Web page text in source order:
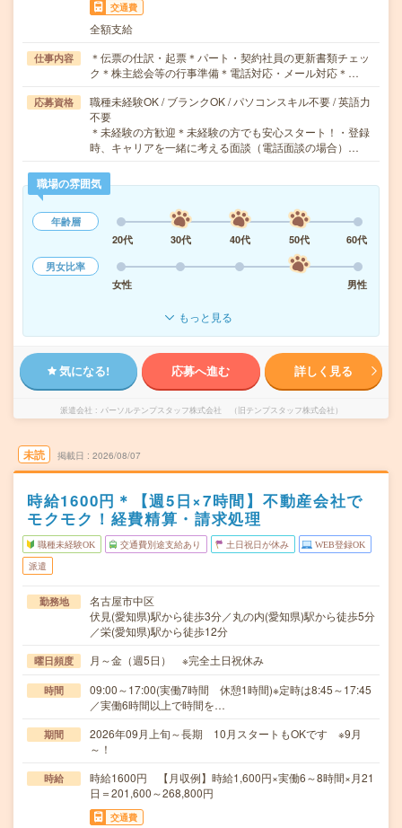
交通費
全額支給
仕事内容
＊伝票の仕訳・起票＊パート・契約社員の更新書類チェッ
ク＊株主総会等の行事準備＊電話対応・メール対応＊…
応募資格
職種未経験OK / ブランクOK / パソコンスキル不要 / 英語力
不要
＊未経験の方歓迎＊未経験の方でも安心スタート！・登録
時、キャリアを一緒に考える面談（電話面談の場合）…
職場の雰囲気
年齢層
20代
30代 40代 50代
60代
男女比率
女性
男性
もっと見る
気になる! 応募へ進む 詳しく見る
派遣会社 パーソルテンプスタッフ株式会社 （旧テンプスタッフ株式会社）
未読 掲載日 2026/08/07
時給1600円＊【週5日×7時間】不動産会社で
モクモク！経費精算・請求処理
職種未経験OK 交通費別途支給あり 土日祝日が休み WEB登録OK
派遣
勤務地
名古屋市中区
伏見(愛知県)駅から徒歩3分／丸の内(愛知県)駅から徒歩5分
／栄(愛知県)駅から徒歩12分
曜日頻度 月～金（週5日） ※完全土日祝休み
時間
09:00～17:00(実働7時間 休憩1時間)※定時は8:45～17:45
／実働6時間以上で時間を…
期間
2026年09月上旬～長期 10月スタートもOKです ※9月
～！
時給
時給1600円 【月収例】時給1,600円×実働6～8時間×月21
日＝201,600～268,800円
交通費